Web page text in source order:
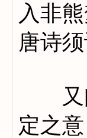
入非
唐诗
又问
定之